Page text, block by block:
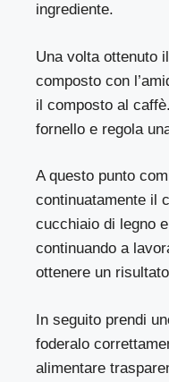
ingrediente.
Una volta ottenuto
composto con
il composto al
fornello e regola
A questo punto
continuatamente il
cucchiaio di legno
continuando a
ottenere un
In seguito prendi
foderalo
alimentare